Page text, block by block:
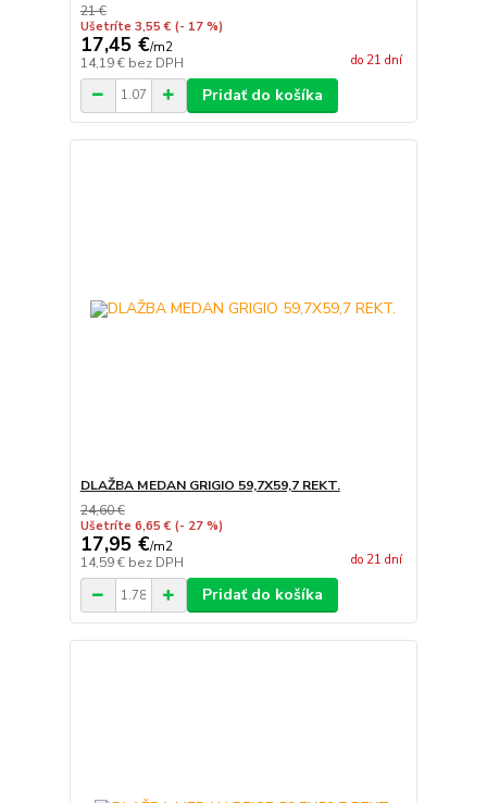
21 €
Ušetríte 3,55 € (- 17 %)
17,45 €/m2
14,19 € bez DPH do 21 dní
Pridať do košíka
DLAŽBA MEDAN GRIGIO 59,7X59,7 REKT.
24,60 €
Ušetríte 6,65 € (- 27 %)
17,95 €/m2
14,59 € bez DPH do 21 dní
Pridať do košíka